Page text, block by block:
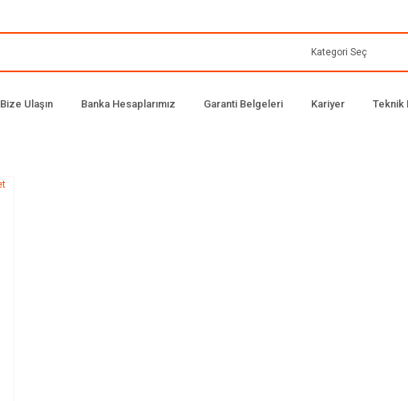
Bize Ulaşın Banka Hesaplarımız Garanti Belgeleri Kariyer Teknik